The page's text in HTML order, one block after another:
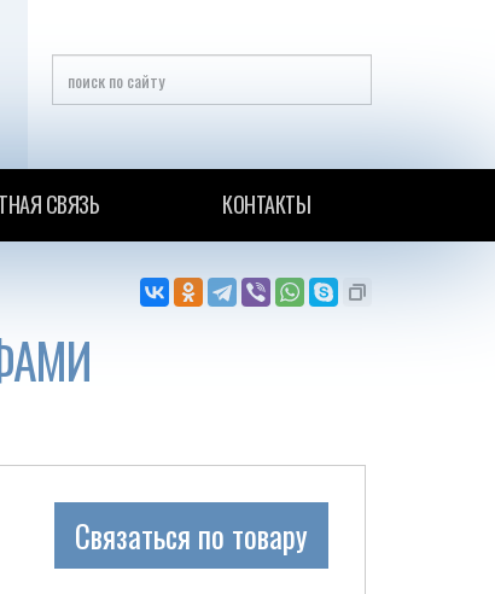
СВЯЗЬ КОНТАКТЫ
Связаться по товару